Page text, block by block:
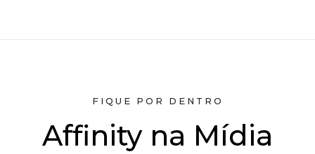
FIQUE POR DENTRO
Affinity na Mídia